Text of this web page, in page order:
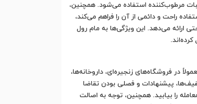
مرطوب‌کننده استفاده می‌شود. همچنین،
راحت و دائمی از آن را فراهم می‌کند،
ارائه می‌دهد. این ویژگی‌ها به مام رول
فروشگاه‌های زنجیره‌ای، داروخانه‌ها،
پیشنهادات و فصلی بودن تقاضا
را بیابید. همچنین، توجه به اصالت